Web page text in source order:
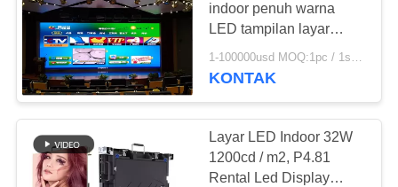
indoor penuh warna
LED tampilan layar
dengan depan belakang
buka lemari
1-100000usd MOQ:1pc / 1sqm
KONTAK
Layar LED Indoor 32W
1200cd / m2, P4.81
Rental Led Display